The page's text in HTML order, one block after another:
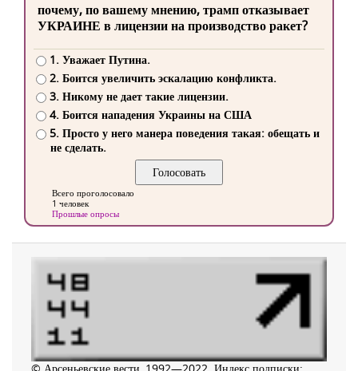
почему, по вашему мнению, трамп отказывает
УКРАИНЕ в лицензии на производство ракет?
1. Уважает Путина.
2. Боится увеличить эскалацию конфликта.
3. Никому не дает такие лицензии.
4. Боится нападения Украины на США
5. Просто у него манера поведения такая: обещать и
не сделать.
Всего проголосовало
1 человек
Прошлые опросы